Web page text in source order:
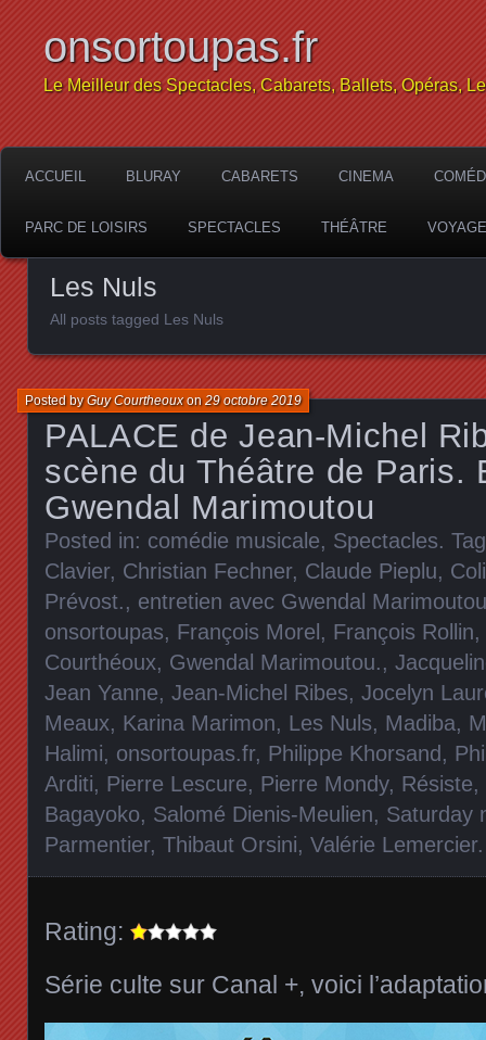
onsortoupas.fr
Le Meilleur des Spectacles, Cabarets, Ballets, Opéras,
ACCUEIL BLURAY CABARETS CINEMA
PARC DE LOISIRS SPECTACLES THÉÂTRE
Les Nuls
All posts tagged Les Nuls
PALACE de Jean-Michel
scène du Théâtre de Paris.
Gwendal Marimoutou
Posted byGuy Courtheouxon29 octobre 2019
Posted in: comédie musicale, Spectacles.
Clavier, Christian Fechner, Claude Pieplu,
Prévost., entretien avec Gwendal
onsortoupas, François Morel, François Rollin,
Courthéoux, Gwendal Marimoutou.,
Jean Yanne, Jean-Michel Ribes, Jocelyn
Meaux, Karina Marimon, Les Nuls, Madiba,
Halimi, onsortoupas.fr, Philippe Khorsand,
Arditi, Pierre Lescure, Pierre Mondy, Résiste,
Bagayoko, Salomé Dienis-Meulien, Saturday
Parmentier, Thibaut Orsini, Valérie Lemercier
Rating:
Série culte sur Canal +, voici